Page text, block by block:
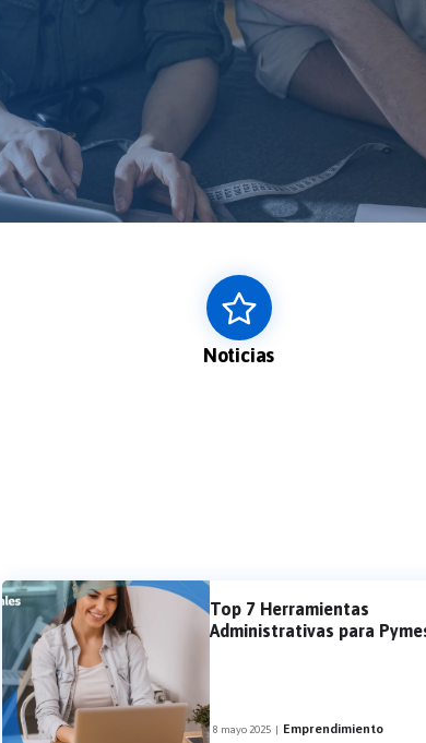
Noticias
Top 7 Herramientas
Administrativas para
8 mayo 2025 | Emprendimiento